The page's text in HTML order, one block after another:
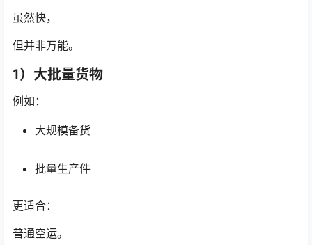
虽然快，
但并非万能。
1）大批量货物
例如：
大规模备货
批量生产件
更适合：
普通空运。